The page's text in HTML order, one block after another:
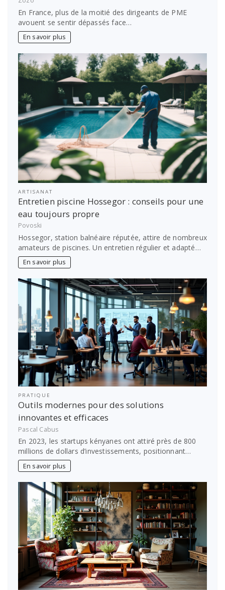
En France, plus de la moitié des dirigeants de PME
avouent se sentir dépassés face…
En savoir plus
ARTISANAT
Entretien piscine Hossegor : conseils pour une
eau toujours propre
Povoski
Hossegor, station balnéaire réputée, attire de nombreux
amateurs de piscines. Un entretien régulier et adapté…
En savoir plus
PRATIQUE
Outils modernes pour des solutions
innovantes et efficaces
Pascal Cabus
En 2023, les startups kényanes ont attiré près de 800
millions de dollars d’investissements, positionnant…
En savoir plus